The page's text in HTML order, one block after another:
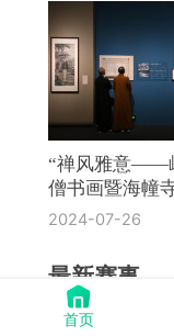
“禅风雅意——
僧书画暨海幢
展”在国博开幕
2024-07-26
最新赛事
首页